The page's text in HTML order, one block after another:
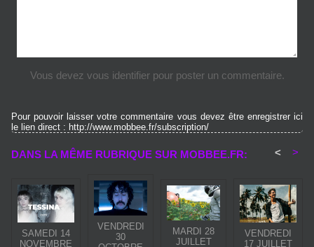
Vous devez vous identifier pour poster un commentaire.
Pour pouvoir laisser votre commentaire vous devez être enregistrer ici
le lien direct : http://www.mobbee.fr/subscription/
DANS LA MÊME RUBRIQUE SUR MOBBEE.FR: < >
SAMEDI 14
NOVEMBRE
VENDREDI
30
MARDI 28
JUILLET
VENDREDI
17 JUILLET